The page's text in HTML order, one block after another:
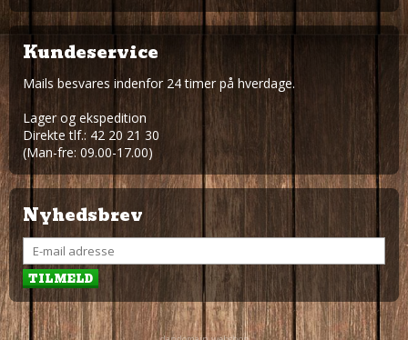
Kundeservice
Mails besvares indenfor 24 timer på hverdage.
Lager og ekspedition
Direkte tlf.: 42 20 21 30
(Man-fre: 09.00-17.00)
Nyhedsbrev